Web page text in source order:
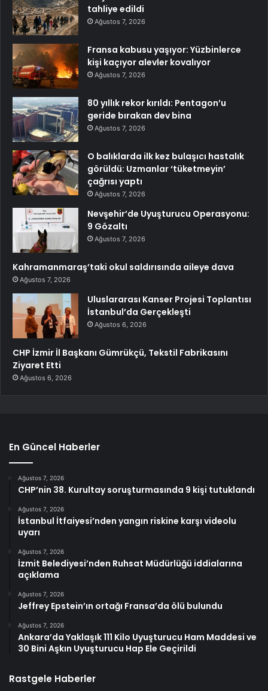
tahliye edildi
Ağustos 7, 2026
Fransa kabusu yaşıyor: Yüzbinlerce
kişi kaçıyor alevler kovalıyor
Ağustos 7, 2026
80 yıllık rekor kırıldı: Pentagon’u
geride bırakan dev bina
Ağustos 7, 2026
O balıklarda ilk kez bulaşıcı hastalık
görüldü: Uzmanlar ‘tüketmeyin’
çağrısı yaptı
Ağustos 7, 2026
Nevşehir’de Uyuşturucu Operasyonu:
9 Gözaltı
Ağustos 7, 2026
Kahramanmaraş’taki okul saldırısında aileye dava
Ağustos 7, 2026
Uluslararası Kanser Projesi Toplantısı
İstanbul’da Gerçekleşti
Ağustos 6, 2026
CHP İzmir İl Başkanı Gümrükçü, Tekstil Fabrikasını
Ziyaret Etti
Ağustos 6, 2026
En Güncel Haberler
Ağustos 7, 2026
CHP’nin 38. Kurultay soruşturmasında 9 kişi tutuklandı
Ağustos 7, 2026
İstanbul İtfaiyesi’nden yangın riskine karşı videolu
uyarı
Ağustos 7, 2026
İzmit Belediyesi’nden Ruhsat Müdürlüğü iddialarına
açıklama
Ağustos 7, 2026
Jeffrey Epstein’ın ortağı Fransa’da ölü bulundu
Ağustos 7, 2026
Ankara’da Yaklaşık 111 Kilo Uyuşturucu Ham Maddesi ve
30 Bini Aşkın Uyuşturucu Hap Ele Geçirildi
Rastgele Haberler